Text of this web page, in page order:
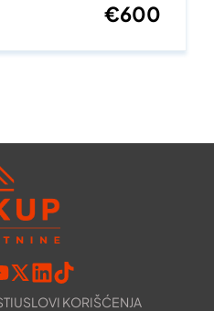
€600
USLOVI KORIŠĆENJA